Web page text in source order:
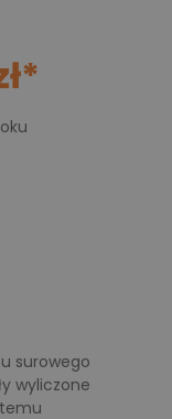
surowego
wyliczone